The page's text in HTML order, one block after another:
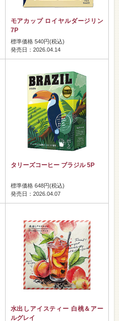
モアカップ ロイヤルダージリン
7P
標準価格 540円(税込)
発売日：2026.04.14
タリーズコーヒー ブラジル 5P
標準価格 648円(税込)
発売日：2026.04.07
水出しアイスティー 白桃＆アー
ルグレイ